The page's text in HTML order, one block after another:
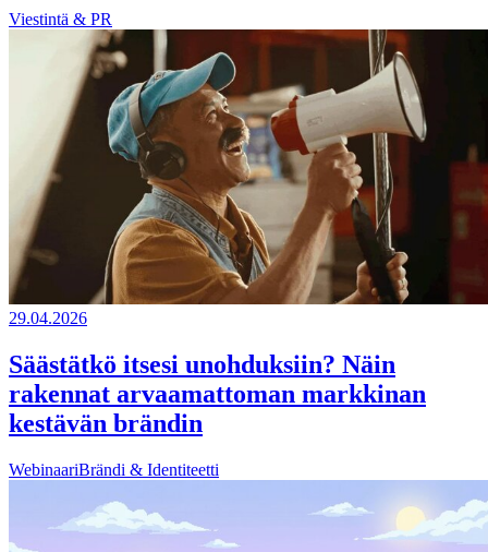
Viestintä & PR
29.04.2026
Säästätkö itsesi unohduksiin? Näin
rakennat arvaamattoman markkinan
kestävän brändin
WebinaariBrändi & Identiteetti